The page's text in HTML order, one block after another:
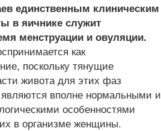
единственным клиническим
в яичнике служит
менструации и овуляции.
как
поскольку тянущие
живота для этих фаз
являются вполне нормальными и
особенностями
в организме женщины.